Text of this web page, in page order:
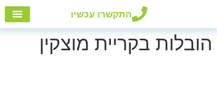
התקשרו עכשיו
הובלות בקריית מוצקין